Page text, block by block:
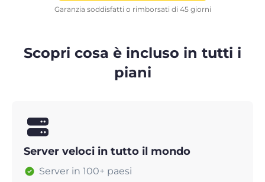
Garanzia soddisfatti o rimborsati di 45 giorni
Scopri cosa è incluso in tutti i
piani
Server veloci in tutto il mondo
Server in 100+ paesi